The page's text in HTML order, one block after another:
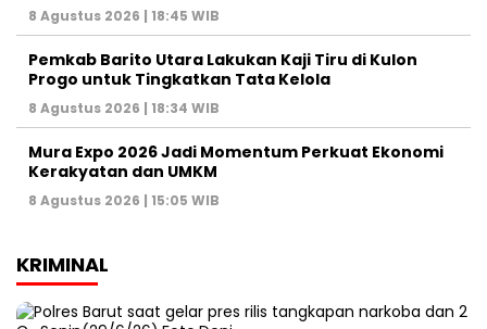
8 Agustus 2026 | 18:45 WIB
Pemkab Barito Utara Lakukan Kaji Tiru di Kulon
Progo untuk Tingkatkan Tata Kelola
8 Agustus 2026 | 18:34 WIB
Mura Expo 2026 Jadi Momentum Perkuat Ekonomi
Kerakyatan dan UMKM
8 Agustus 2026 | 15:05 WIB
KRIMINAL